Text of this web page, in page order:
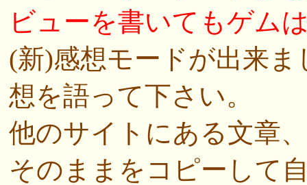
ビューを書いてもゲム
(新)感想モードが出来
想を語って下さい。
他のサイトにある文章
そのままをコピーして